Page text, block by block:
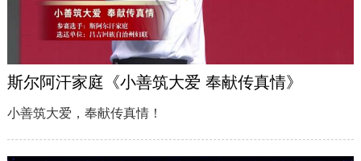
斯尔阿汗家庭《小善筑大爱 奉献传真情》
小善筑大爱，奉献传真情！